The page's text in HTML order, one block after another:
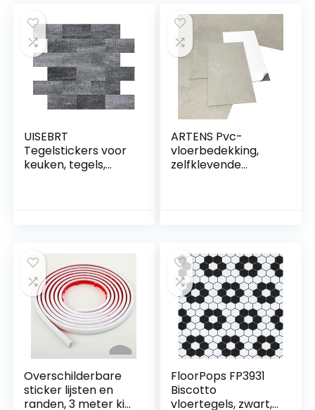
Cuban Oak Mix
967M (200 x 300
cm)
UISEBRT
Tegelstickers voor
keuken, tegels,
x 29 cm, voor
badkamer,
wastafel, open
haard
ARTENS Pvc-
vloerbedekking,
zelfklevende
Overschilderbare
sticker lijsten en
randen, 3 meter kit
FloorPops FP3931
Biscotto
vloertegels, zwart,